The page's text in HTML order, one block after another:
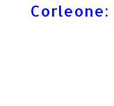
Corleone: